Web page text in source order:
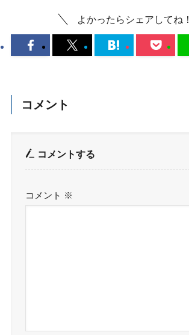
よかったらシェアしてね！
コメント
コメントする
コメント ※